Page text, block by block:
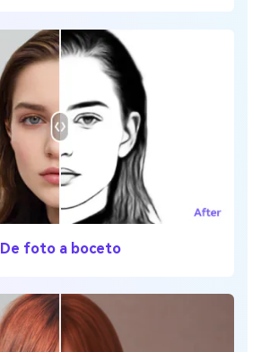
De foto a boceto